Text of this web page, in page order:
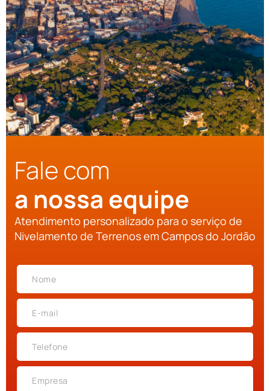
Fale com
a nossa equipe
Atendimento personalizado para o serviço de
Nivelamento de Terrenos em Campos do Jordão